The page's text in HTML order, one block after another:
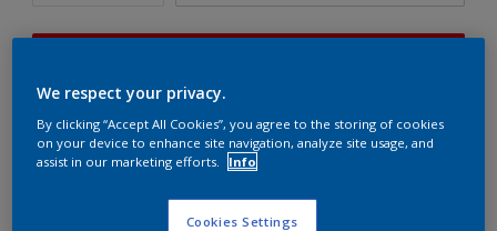
10 L
te bestellen. Houd de website in de gaten, we werken
er hard aan om de voorraad aan te vullen.
We respect your privacy.
By clicking “Accept All Cookies”, you agree to the storing of cookies
on your device to enhance site navigation, analyze site usage, and
assist in our marketing efforts.
Info
Cookies Settings